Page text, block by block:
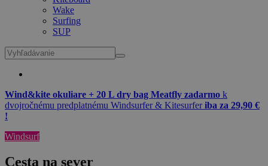
Wake
Surfing
SUP
Wind&kite okuliare + 20 L dry bag Meatfly zadarmo k
dvojročnému predplatnému Windsurfer & Kitesurferiba za 29,90 €
!
Windsurf
Cesta na sever